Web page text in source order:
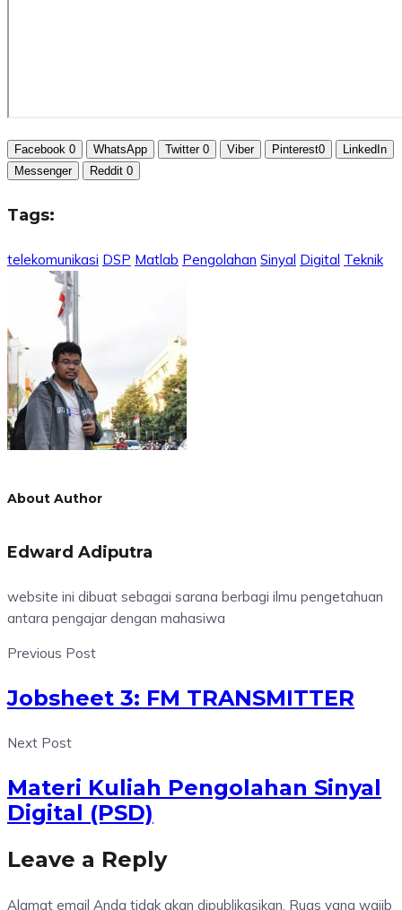
Facebook 0 WhatsApp Twitter 0 Viber Pinterest0
LinkedIn
Messenger
Reddit 0
Tags:
telekomunikasi DSP Matlab Pengolahan Sinyal Digital Teknik
About Author
Edward Adiputra
website ini dibuat sebagai sarana berbagi ilmu pengetahuan
antara pengajar dengan mahasiwa
Previous Post
Jobsheet 3: FM TRANSMITTER
Next Post
Materi Kuliah Pengolahan Sinyal
Digital (PSD)
Leave a Reply
Alamat email Anda tidak akan dipublikasikan. Ruas yang wajib